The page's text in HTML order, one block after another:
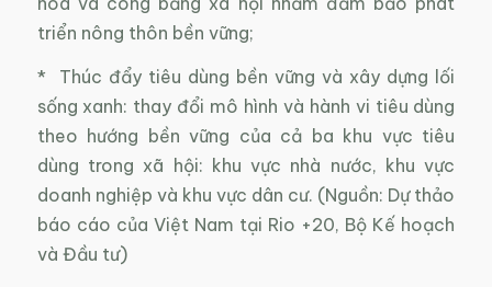
triển nông thôn bền vững;
* Thúc đẩy tiêu dùng bền vững và xây dựng lối
sống xanh: thay đổi mô hình và hành vi tiêu dùng
theo hướng bền vững của cả ba khu vực tiêu
dùng trong xã hội: khu vực nhà nước, khu vực
doanh nghiệp và khu vực dân cư. (Nguồn: Dự thảo
báo cáo của Việt Nam tại Rio +20, Bộ Kế hoạch
và Đầu tư)